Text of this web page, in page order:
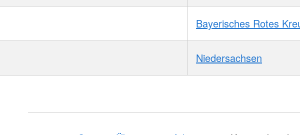
Bayerisches Rotes
Niedersachsen